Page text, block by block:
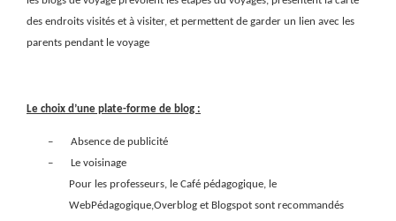
des endroits visités et à visiter, et permettent de garder un lien avec les
parents pendant le voyage
Le choix d’une plate-forme de blog :
–
Absence de publicité
–
Le voisinage
Pour les professeurs, le Café pédagogique, le
WebPédagogique,Overblog et Blogspot sont recommandés